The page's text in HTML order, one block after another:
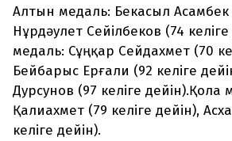
Алтын медаль: Бекасыл Асамбек
Нұрдәулет Сейілбеков (74 келіге
медаль: Сұңқар Сейдахмет (70
Бейбарыс Ерғали (92 келіге
Дурсунов (97 келіге дейін).Қола
Қалиахмет (79 келіге дейін),
келіге дейін).